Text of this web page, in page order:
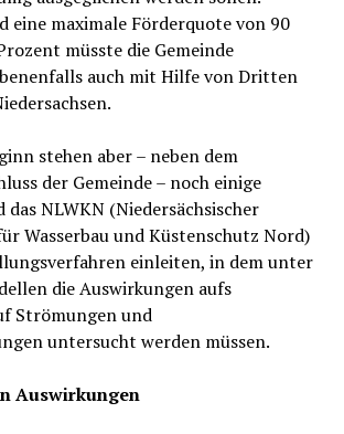
eine maximale Förderquote von 90
müsste die Gemeinde
auch mit Hilfe von Dritten
stehen aber – neben dem
der Gemeinde – noch einige
das NLWKN (Niedersächsischer
Wasserbau und Küstenschutz Nord)
einleiten, in dem unter
die Auswirkungen aufs
Strömungen und
untersucht werden müssen.
Auswirkungen